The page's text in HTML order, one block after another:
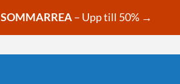
SOMMARREA– Upp till 50% →